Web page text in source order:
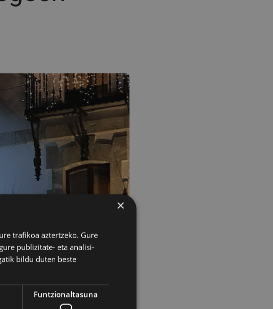
×
trafikoa aztertzeko. Gure
publizitate- eta analisi-
bildu duten beste
Funtzionaltasuna